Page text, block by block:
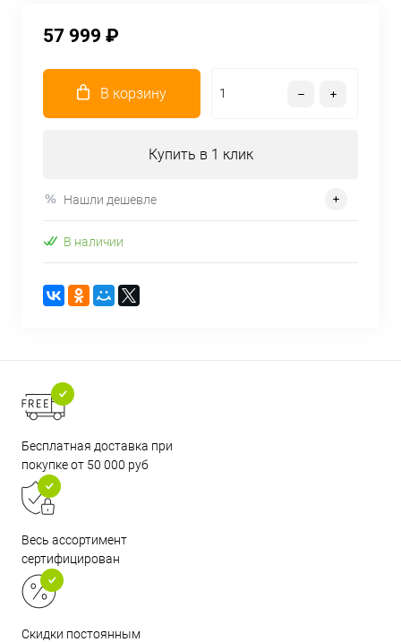
57 999 ₽
В корзину
Купить в 1 клик
Нашли дешевле
В наличии
Бесплатная доставка при
покупке от 50 000 руб
Весь ассортимент
сертифицирован
Скидки постоянным